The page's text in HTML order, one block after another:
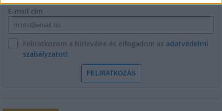
E-mail cím
Feliratkozom a hírlevélre és elfogadom az adatvédelmi
szabályzatot!
FELIRATKOZÁS